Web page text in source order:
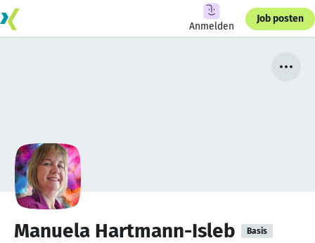
Anmelden
Job posten
Manuela Hartmann-Isleb Basis